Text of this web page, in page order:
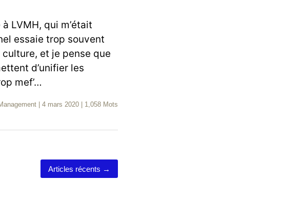
LVMH, qui m’était
essaie trop souvent
et je pense que
d’unifier les
mef’…
4 mars 2020 1,058 Mots
Articles récents →